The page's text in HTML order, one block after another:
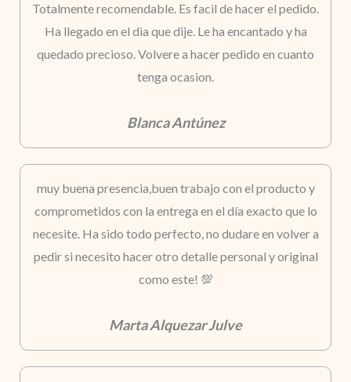
Totalmente recomendable. Es facil de hacer el pedido.
Ha llegado en el dia que dije. Le ha encantado y ha
quedado precioso. Volvere a hacer pedido en cuanto
tenga ocasion.
Blanca Antúnez
muy buena presencia,buen trabajo con el producto y
comprometidos con la entrega en el día exacto que lo
necesite. Ha sido todo perfecto, no dudare en volver a
pedir si necesito hacer otro detalle personal y original
como este! 💯
Marta Alquezar Julve